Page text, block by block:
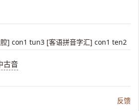
] con1 tun3 [客语拼音字汇] con1 ten2
古音
反馈